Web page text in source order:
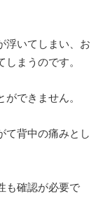
浮いてしまい、お
しまうのです。
できません。
て背中の痛みとし
も確認が必要で